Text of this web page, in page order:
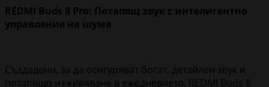
REDMI Buds 8 Pro: Потапящ звук с интелигентно
управление на шума
Създадени, за да осигуряват богат, детайлен звук и
потапящо изживяване в ежедневието, REDMI Buds 8